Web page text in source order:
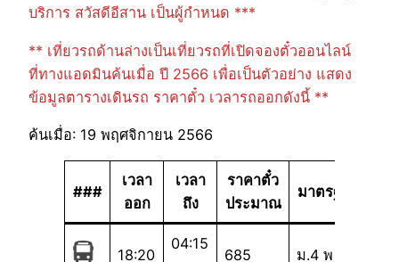
บริการ สวัสดีอีสาน เป็นผู้กำหนด ***
** เที่ยวรถด้านล่างเป็นเที่ยวรถที่เปิดจองตั๋วออนไลน์
ที่ทางแอดมินค้นเมื่อ ปี 2566 เพื่อเป็นตัวอย่าง แสดง
ข้อมูลตารางเดินรถ ราคาตั๋ว เวลารถออกดังนี้ **
ค้นเมื่อ: 19 พฤศจิกายน 2566
###
เวลา
ออก
เวลา
ถึง
ราคาตั๋ว
ประมาณ
มาตรฐาน
18:20
04:15
685 ม.4 พ